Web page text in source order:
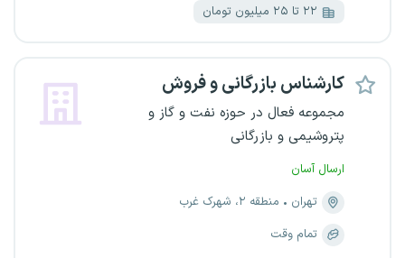
۲۲ تا ۲۵ میلیون تومان
کارشناس بازرگانی و فروش
مجموعه فعال در حوزه نفت و گاز و
پتروشیمی و بازرگانی
ارسال آسان
تهران
منطقه ۲، شهرک غرب
تمام وقت